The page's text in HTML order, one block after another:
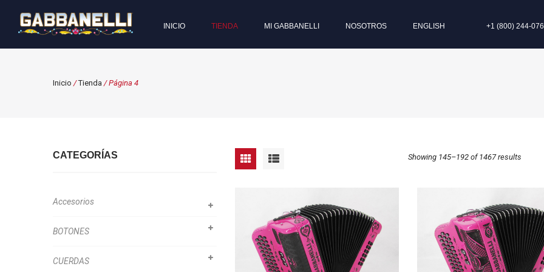
INICIO TIENDA MI GABBANELLI NOSOTROS ENGLISH +1 (800) 244-
Inicio /Tienda / Página 4
CATEGORÍAS
Accesorios
BOTONES
CUERDAS
Showing 145–192 of 1467 results